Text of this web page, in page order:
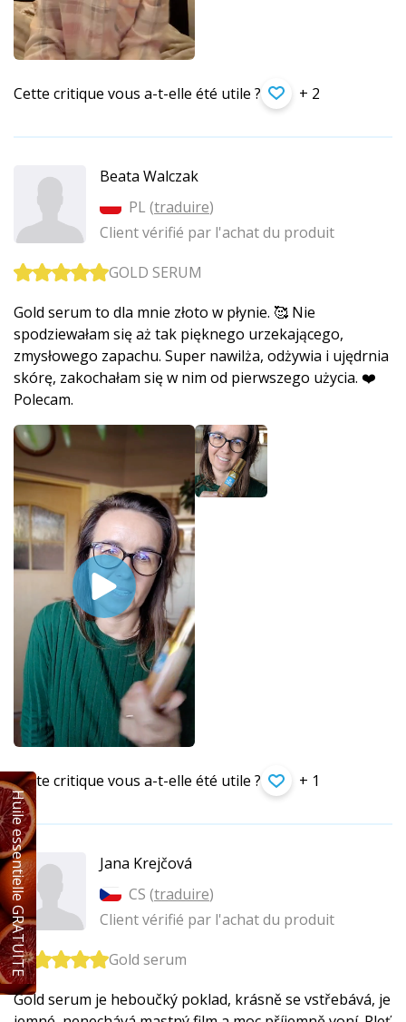
Cette critique vous a-t-elle été utile ? + 2
Beata Walczak
PL (traduire)
Client vérifié par l'achat du produit
GOLD SERUM
Gold serum to dla mnie złoto w płynie. 🥰 Nie
spodziewałam się aż tak pięknego urzekającego,
zmysłowego zapachu. Super nawilża, odżywia i ujędrnia
skórę, zakochałam się w nim od pierwszego użycia. ❤️
Polecam.
Cette critique vous a-t-elle été utile ? + 1
Jana Krejčová
CS (traduire)
Client vérifié par l'achat du produit
Gold serum
Gold serum je heboučký poklad, krásně se vstřebává, je
Huile essentielle GRATUITE